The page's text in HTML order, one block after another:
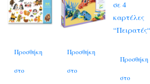
Προσθήκη
στο
Προσθήκη
στο
Προσθήκη
στο